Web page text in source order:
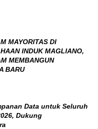
MAYORITAS DI
INDUK MAGLIANO,
MEMBANGUN
BARU
Data untuk Seluruh
Dukung